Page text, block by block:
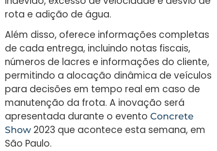
rota e adição de água.
Além disso, oferece informações completas
de cada entrega, incluindo notas fiscais,
números de lacres e informações do cliente,
permitindo a alocação dinâmica de veículos
para decisões em tempo real em caso de
manutenção da frota. A inovação será
apresentada durante o evento Concrete
Show 2023 que acontece esta semana, em
São Paulo.